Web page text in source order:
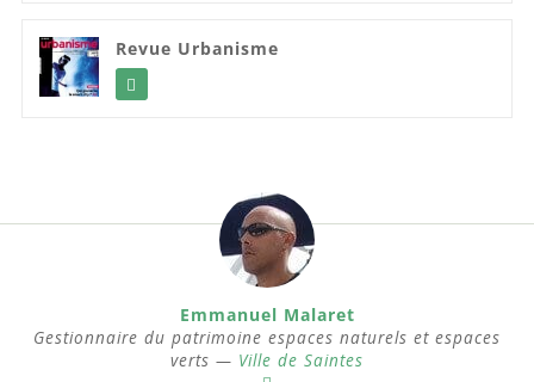
Revue Urbanisme
Emmanuel Malaret
Gestionnaire du patrimoine espaces naturels et espaces
verts — Ville de Saintes